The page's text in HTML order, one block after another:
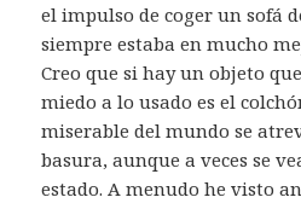
el impulso de coger un sofá
siempre estaba en mucho
Creo que si hay un objeto
miedo a lo usado es el
miserable del mundo se
basura, aunque a veces se
estado. A menudo he visto